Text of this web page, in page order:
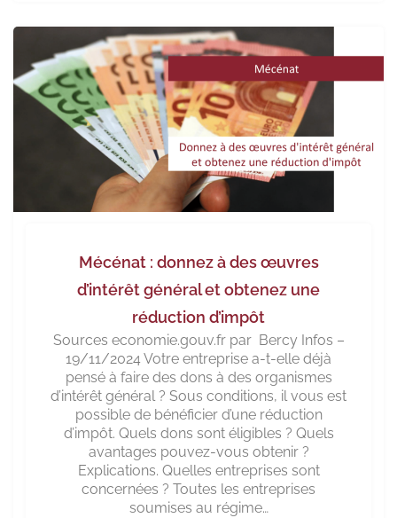
Mécénat : donnez à des œuvres
d’intérêt général et obtenez une
réduction d’impôt
Sources economie.gouv.fr par Bercy Infos –
19/11/2024 Votre entreprise a-t-elle déjà
pensé à faire des dons à des organismes
d’intérêt général ? Sous conditions, il vous est
possible de bénéficier d’une réduction
d’impôt. Quels dons sont éligibles ? Quels
avantages pouvez-vous obtenir ?
Explications. Quelles entreprises sont
concernées ? Toutes les entreprises
soumises au régime…